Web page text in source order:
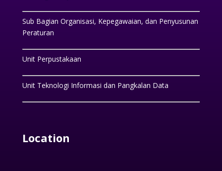
Sub Bagian Organisasi, Kepegawaian, dan Penyusunan
Peraturan
Unit Perpustakaan
Unit Teknologi Informasi dan Pangkalan Data
Location